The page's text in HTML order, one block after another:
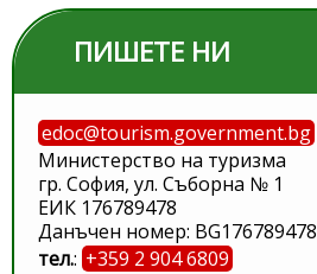
ПИШЕТЕ НИ
edoc@tourism.government.bg
Министерство на туризма
гр. София, ул. Съборна № 1
ЕИК 176789478
Данъчен номер: BG176789478
тел.: +359 2 904 6809